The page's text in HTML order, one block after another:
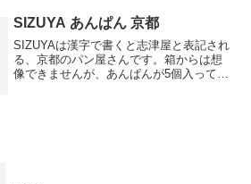
いるサンドイッチが関東では見かけたこ
とがないの...
SIZUYA あんぱん 京都
SIZUYAは漢字で書くと志津屋と表記され
る、京都のパン屋さんです。箱からは想
像できませんが、あんぱんが5個入ってい